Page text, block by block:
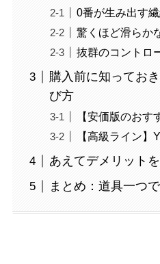
0番が生み出す
驚くほど滑らか
抜群のコントロ
購入前に知ってお
び方
【安価版のお
【高級ライン
あえてデメリット
まとめ：道具一つ